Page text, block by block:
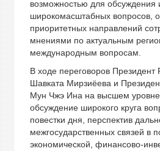
возможностью для
широкомасштабных вопросов,
приоритетных направлений
мнениями по актуальным
международным вопросам.
В ходе переговоров Президент
Шавката Мирзиёева и
Мун Чжэ Ина на высшем уровне
обсуждение широкого круга
повестки дня, перспектив
межгосударственных связей в
экономической, финансово-